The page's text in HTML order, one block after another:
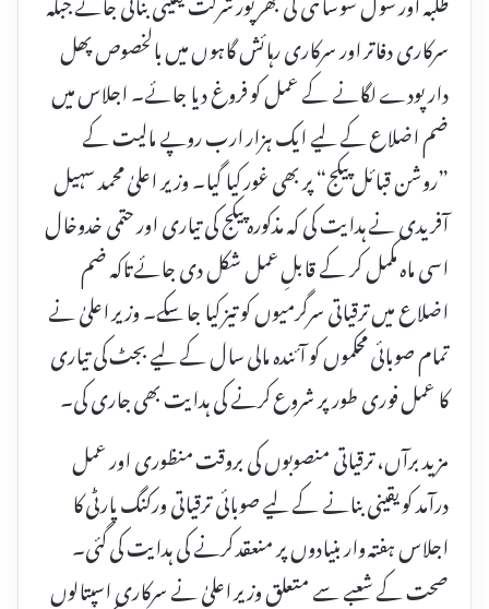
سرکاری دفاتر اور سرکاری رہائش گاہوں میں بالخصوص پھل
دار پودے لگانے کے عمل کو فروغ دیا جائے۔ اجلاس میں
ضم اضلاع کے لیے ایک ہزار ارب روپے مالیت کے
”روشن قبائل پیکج“ پر بھی غور کیا گیا۔ وزیر اعلیٰ محمد سہیل
آفریدی نے ہدایت کی کہ مذکورہ پیکج کی تیاری اور حتمی خدوخال
اسی ماہ مکمل کر کے قابلِ عمل شکل دی جائے تاکہ ضم
اضلاع میں ترقیاتی سرگرمیوں کو تیز کیا جا سکے۔ وزیر اعلیٰ نے
تمام صوبائی محکموں کو آئندہ مالی سال کے لیے بجٹ کی تیاری
کا عمل فوری طور پر شروع کرنے کی ہدایت بھی جاری کی۔
مزید برآں، ترقیاتی منصوبوں کی بروقت منظوری اور عمل
درآمد کو یقینی بنانے کے لیے صوبائی ترقیاتی ورکنگ پارٹی کا
اجلاس ہفتہ وار بنیادوں پر منعقد کرنے کی ہدایت کی گئی۔
صحت کے شعبے سے متعلق وزیر اعلیٰ نے سرکاری اسپتالوں